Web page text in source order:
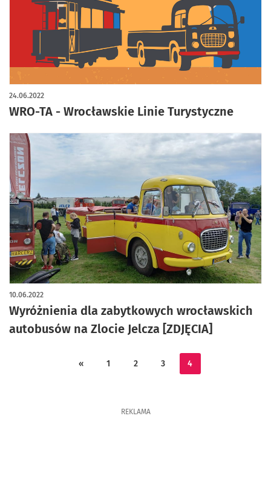
WRO-TA - Wrocławskie Linie Turystyczne
24.06.2022
Wyróżnienia dla zabytkowych wrocławskich
autobusów na Zlocie Jelcza [ZDJĘCIA]
10.06.2022
« 1 2 3 4
REKLAMA